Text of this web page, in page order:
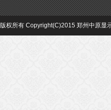
版权所有 Copyright(C)2015 郑州中原